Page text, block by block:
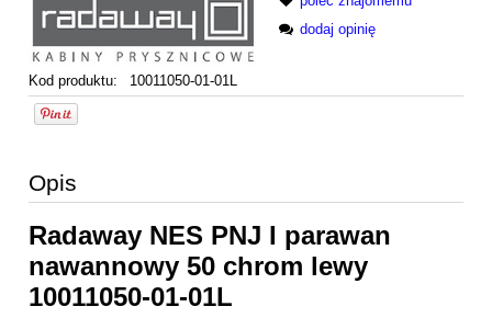
Kod produktu: 10011050-01-01L
dodaj opinię
Opis
Radaway NES PNJ I parawan
nawannowy 50 chrom lewy
10011050-01-01L